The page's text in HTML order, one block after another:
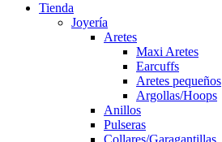
Tienda
Joyería
Aretes
Maxi Aretes
Earcuffs
Aretes pequeños
Argollas/Hoops
Anillos
Pulseras
Collares/Garagantillas